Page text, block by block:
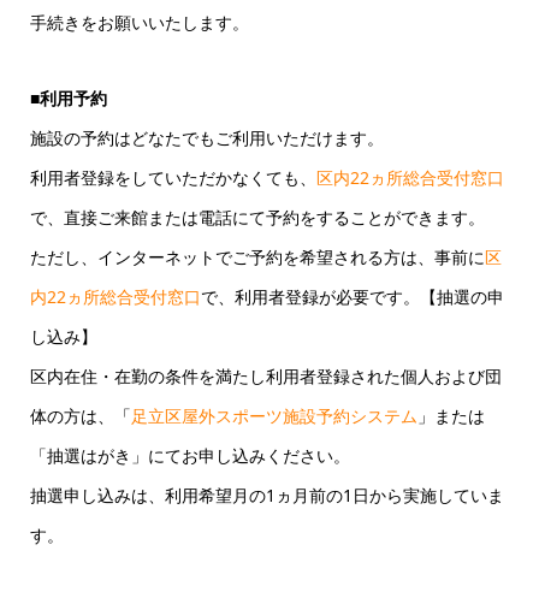
手続きをお願いいたします。
■利用予約
施設の予約はどなたでもご利用いただけます。
利用者登録をしていただかなくても、 区内22ヵ所総合受付窓口
で、直接ご来館または電話にて予約をすることができます。
ただし、インターネットでご予約を希望される方は、事前に区
内22ヵ所総合受付窓口で、利用者登録が必要です。【抽選の申
し込み】
区内在住・在勤の条件を満たし利用者登録された個人および団
体の方は、「足立区屋外スポーツ施設予約システム 」または
「抽選はがき」にてお申し込みください。
抽選申し込みは、利用希望月の1ヵ月前の1日から実施していま
す。